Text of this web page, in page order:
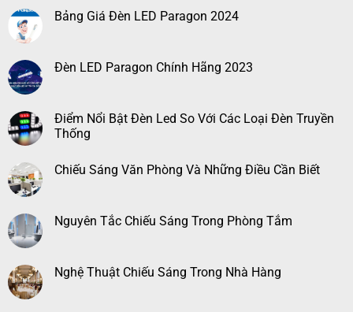
Bảng Giá Đèn LED Paragon 2024
Đèn LED Paragon Chính Hãng 2023
Điểm Nổi Bật Đèn Led So Với Các Loại Đèn Truyền
Thống
Chiếu Sáng Văn Phòng Và Những Điều Cần Biết
Nguyên Tắc Chiếu Sáng Trong Phòng Tắm
Nghệ Thuật Chiếu Sáng Trong Nhà Hàng